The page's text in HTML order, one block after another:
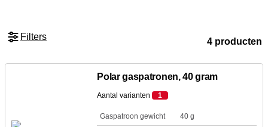
Filters 4 producten
Polar gaspatronen, 40 gram
Aantal varianten 1
Gaspatroon gewicht 40 g